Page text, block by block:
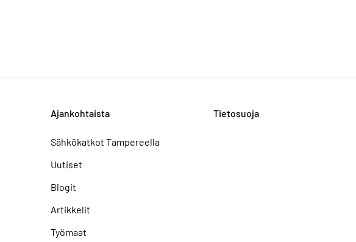
Ajankohtaista
Sähkökatkot Tampereella
Uutiset
Blogit
Artikkelit
Työmaat
Tietosuoja